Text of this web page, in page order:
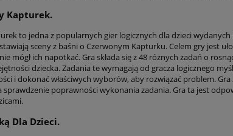
Kapturek.
to jedna z popularnych gier logicznych dla dzieci
sceny z baśni o Czerwonym Kapturku. Celem gry jest
mógł ich napotkać. Gra składa się z 48 różnych zadań o
dziecka. Zadania te wymagają od gracza logicznego
i dokonać właściwych wyborów, aby rozwiązać problem.
sprawdzenie poprawności wykonania zadania. Gra ta jest
Dla Dzieci.